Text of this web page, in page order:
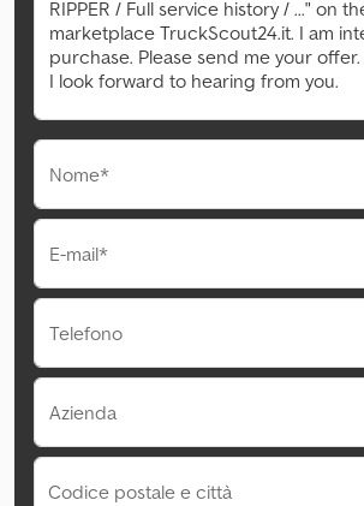
Nome*
E-mail*
Telefono
Azienda
Codice postale e città